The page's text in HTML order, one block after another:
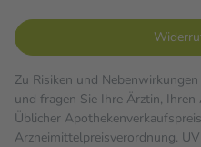
Zu Risiken und
und fragen Sie Ihre Ärztin,
Üblicher
Arzneimittelpreisverordnung.